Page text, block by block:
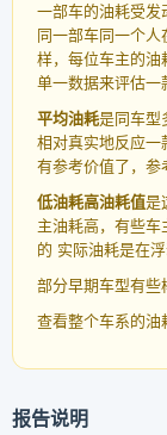
一部车的油耗受发
同一部车同一个
样，每位车主的油
单一数据来评估一
平均油耗是同车型
相对真实地反应一
有参考价值了，参
低油耗高油耗值是
主油耗高，有些
的 实际油耗是在浮
部分早期车型有些
查看整个车系的油
报告说明